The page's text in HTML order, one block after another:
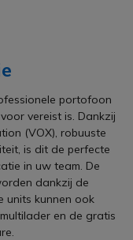
portofoon
vereist is. Dankzij
(VOX), robuuste
is dit de perfecte
in uw team. De
dankzij de
units kunnen ook
en de gratis